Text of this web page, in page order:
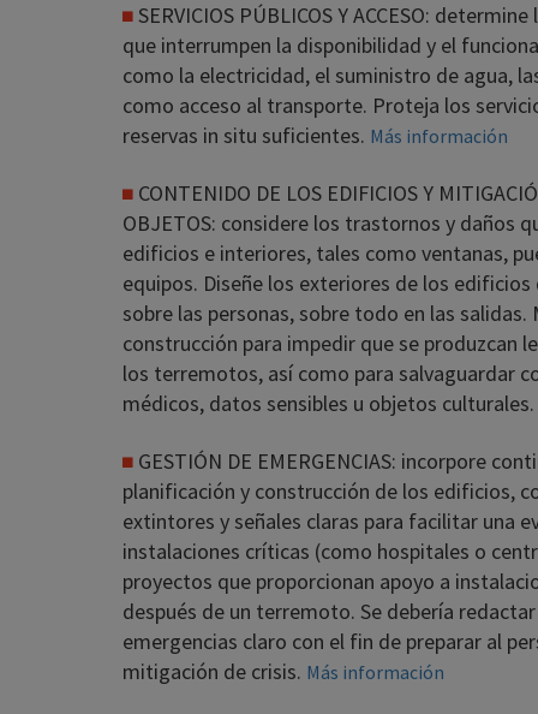
SERVICIOS PÚBLICOS Y ACCESO:
que interrumpen la disponibilidad y el
como la electricidad, el suministro de agua,
como acceso al transporte. Proteja los
reservas in situ suficientes. Más información
CONTENIDO DE LOS EDIFICIOS Y
OBJETOS: considere los trastornos y daños
edificios e interiores, tales como ventanas,
equipos. Diseñe los exteriores de los
sobre las personas, sobre todo en las
construcción para impedir que se produzcan
los terremotos, así como para salvaguardar
médicos, datos sensibles u objetos culturales.
GESTIÓN DE EMERGENCIAS: incorpore
planificación y construcción de los edificios,
extintores y señales claras para facilitar una
instalaciones críticas (como hospitales o
proyectos que proporcionan apoyo a
después de un terremoto. Se debería
emergencias claro con el fin de preparar al
mitigación de crisis. Más información